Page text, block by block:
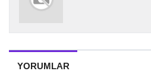
YORUMLAR